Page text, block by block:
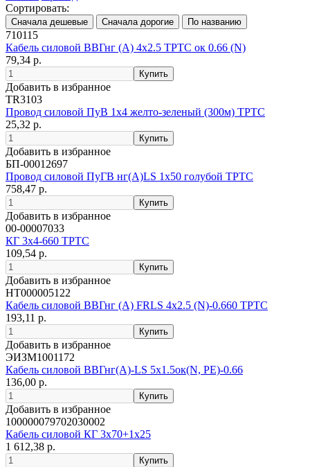
Сортировать:
710115
Кабель силовой ВВГнг (А) 4х2.5 ТРТС ок 0.66 (N)
79,34 р.
Добавить в избранное
TR3103
Провод силовой ПуВ 1х4 желто-зеленый (300м) ТРТС
25,32 р.
Добавить в избранное
БП-00012697
Провод силовой ПуГВ нг(А)LS 1х50 голубой ТРТС
758,47 р.
Добавить в избранное
00-00007033
КГ 3х4-660 ТРТС
109,54 р.
Добавить в избранное
НТ000005122
Кабель силовой ВВГнг (А) FRLS 4х2.5 (N)-0.660 ТРТС
193,11 р.
Добавить в избранное
ЭИЗМ1001172
Кабель силовой ВВГнг(А)-LS 5х1.5ок(N, PE)-0.66
136,00 р.
Добавить в избранное
100000079702030002
Кабель силовой КГ 3х70+1х25
1 612,38 р.